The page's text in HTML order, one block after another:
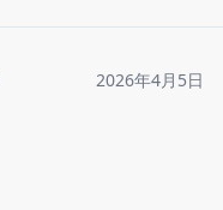
2026年4月5日